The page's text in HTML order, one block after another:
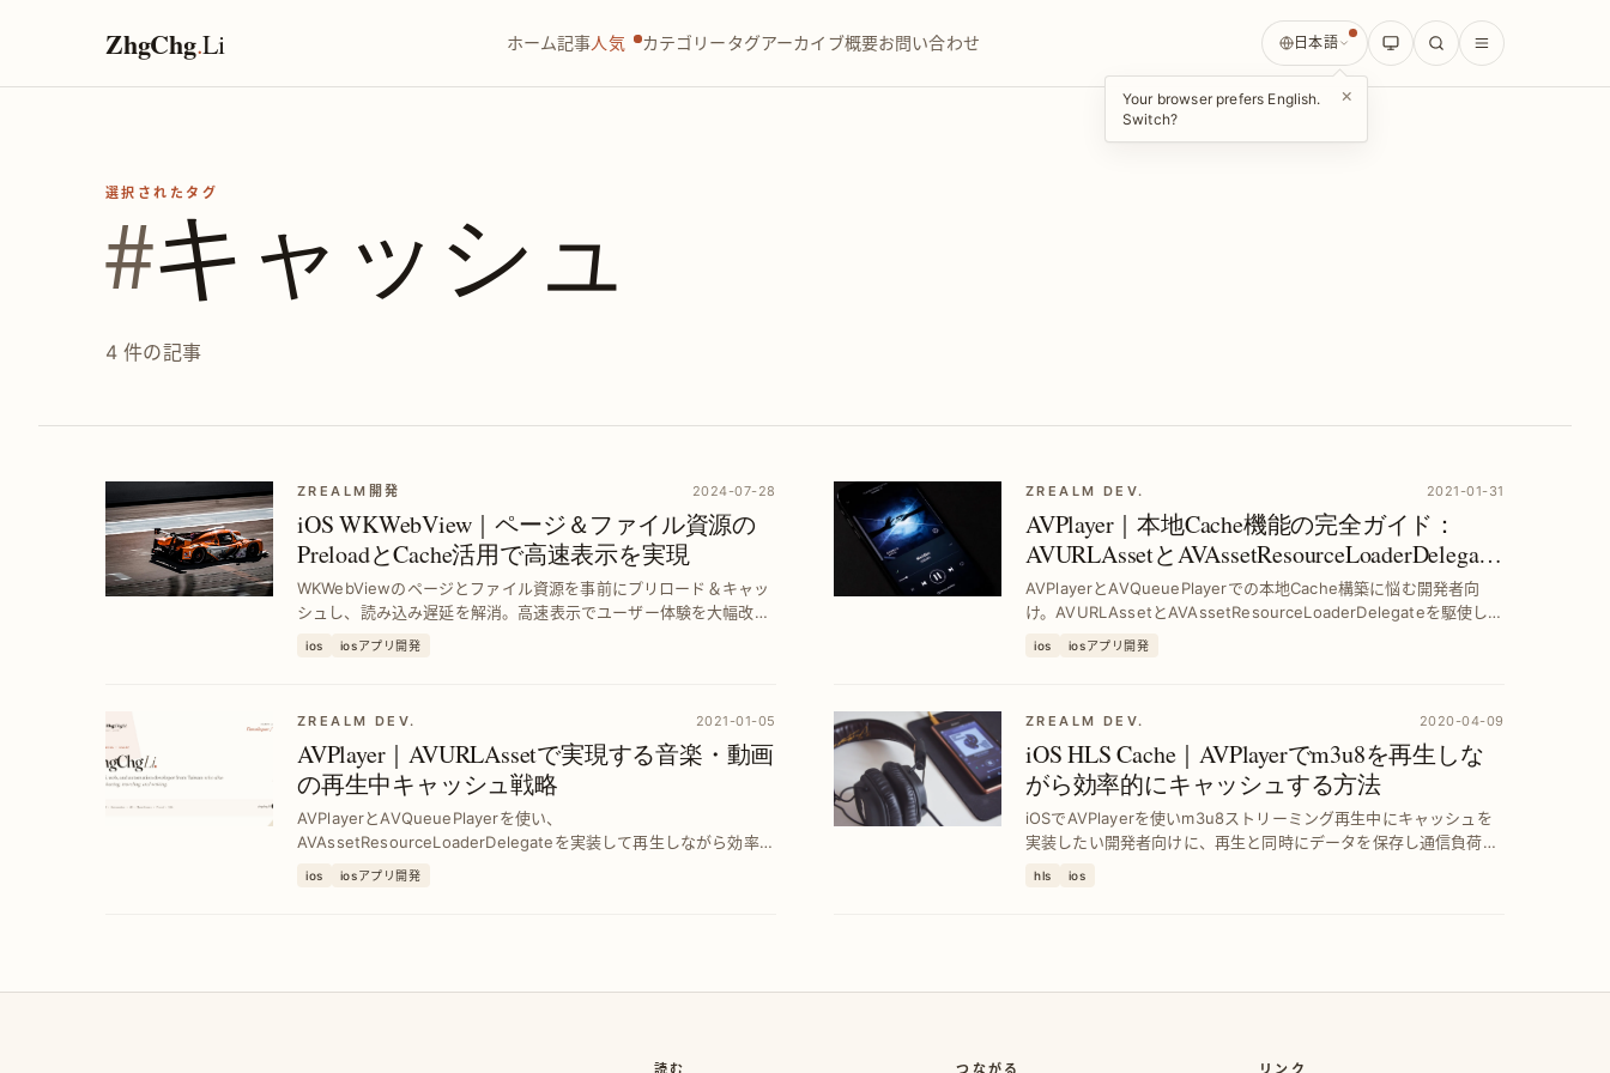
ZhgChg.Li ホーム記事人気 カテゴリータグアーカイブ概要お問い合わせ 日本語
Your browser prefers English.
Switch?
×
選択されたタグ
#キャッシュ
4 件の記事
ZREALM開発 2024-07-28
iOS WKWebView｜ページ＆ファイル資源の
PreloadとCache活用で高速表示を実現
WKWebViewのページとファイル資源を事前にプリロード＆キャッ
シュし、読み込み遅延を解消。高速表示でユーザー体験を大幅改善
する手法を詳解します。
ios iosアプリ開発
ZREALM DEV. 2021-01-31
AVPlayer｜本地Cache機能の完全ガイド：
AVURLAssetとAVAssetResourceLoaderDelegate
活用法
AVPlayerとAVQueuePlayerでの本地Cache構築に悩む開発者向
け。AVURLAssetとAVAssetResourceLoaderDelegateを駆使し、
再生の安定性と効率を最大化する具体的手法を解説。
ios iosアプリ開発
ZREALM DEV. 2021-01-05
AVPlayer｜AVURLAssetで実現する音楽・動画
の再生中キャッシュ戦略
AVPlayerとAVQueuePlayerを使い、
AVAssetResourceLoaderDelegateを実装して再生しながら効率的
に音楽や動画をキャッシュ。再生遅延を減らし快適なストリーミン
ios iosアプリ開発
ZREALM DEV. 2020-04-09
iOS HLS Cache｜AVPlayerでm3u8を再生しな
がら効率的にキャッシュする方法
iOSでAVPlayerを使いm3u8ストリーミング再生中にキャッシュを
実装したい開発者向けに、再生と同時にデータを保存し通信負荷を
hls ios
読む つながる リンク